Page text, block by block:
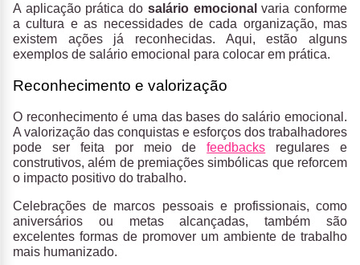
A aplicação prática do salário emocional varia conforme
a cultura e as necessidades de cada organização, mas
existem ações já reconhecidas. Aqui, estão alguns
exemplos de salário emocional para colocar em prática.
Reconhecimento e valorização
O reconhecimento é uma das bases do salário emocional.
A valorização das conquistas e esforços dos trabalhadores
pode ser feita por meio defeedbacks regulares e
construtivos, além de premiações simbólicas que reforcem
o impacto positivo do trabalho.
Celebrações de marcos pessoais e profissionais, como
aniversários ou metas alcançadas, também são
excelentes formas de promover um ambiente de trabalho
mais humanizado.